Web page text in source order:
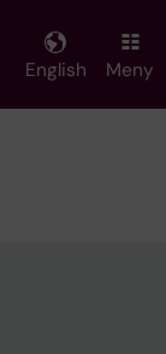
English Meny